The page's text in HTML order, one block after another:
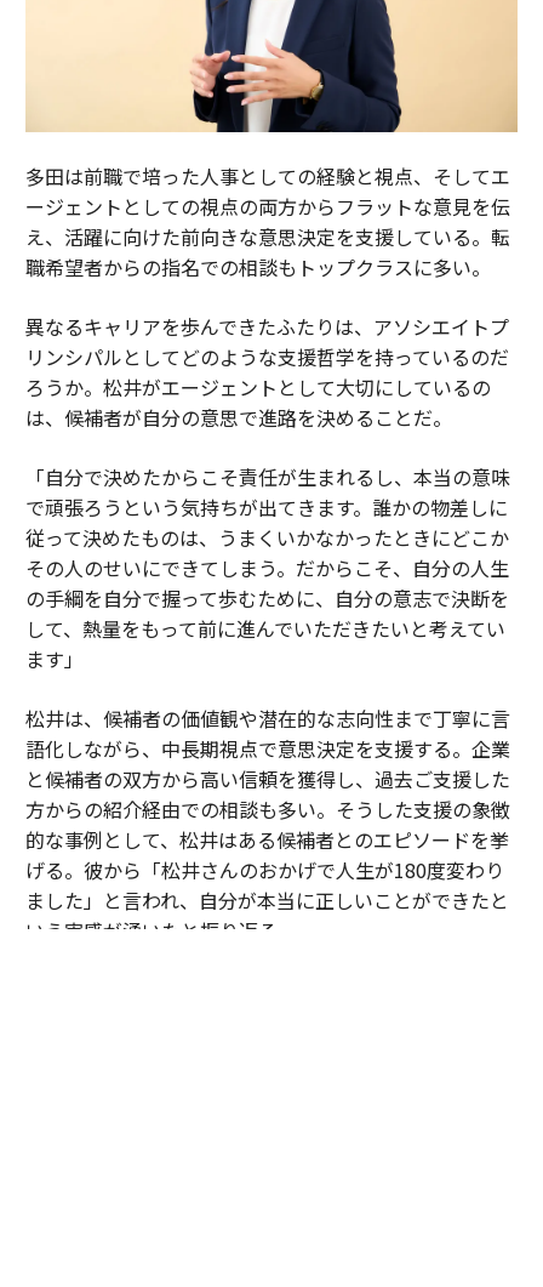
多田は前職で培った人事としての経験と視点、そしてエ
ージェントとしての視点の両方からフラットな意見を伝
え、活躍に向けた前向きな意思決定を支援している。転
職希望者からの指名での相談もトップクラスに多い。
異なるキャリアを歩んできたふたりは、アソシエイトプ
リンシパルとしてどのような支援哲学を持っているのだ
ろうか。松井がエージェントとして大切にしているの
は、候補者が自分の意思で進路を決めることだ。
「自分で決めたからこそ責任が生まれるし、本当の意味
で頑張ろうという気持ちが出てきます。誰かの物差しに
従って決めたものは、うまくいかなかったときにどこか
その人のせいにできてしまう。だからこそ、自分の人生
の手綱を自分で握って歩むために、自分の意志で決断を
して、熱量をもって前に進んでいただきたいと考えてい
ます」
松井は、候補者の価値観や潜在的な志向性まで丁寧に言
語化しながら、中長期視点で意思決定を支援する。企業
と候補者の双方から高い信頼を獲得し、過去ご支援した
方からの紹介経由での相談も多い。そうした支援の象徴
的な事例として、松井はある候補者とのエピソードを挙
げる。彼から「松井さんのおかげで人生が180度変わり
ました」と言われ、自分が本当に正しいことができたと
いう実感が湧いたと振り返る。